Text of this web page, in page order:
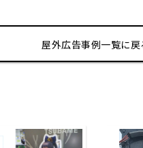
屋外広告事例一覧に戻